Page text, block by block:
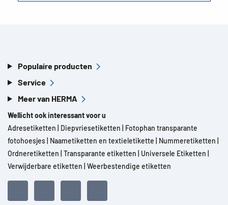
Populaire producten
Service
Meer van HERMA
Wellicht ook interessant voor u
Adresetiketten
Diepvriesetiketten
Fotophan transparante
fotohoesjes Naametiketten en textieletikette Nummeretiketten
Ordneretiketten Transparante etiketten Universele Etiketten
Verwijderbare etiketten Weerbestendige etiketten